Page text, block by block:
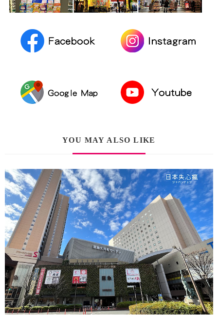
YOU MAY ALSO LIKE